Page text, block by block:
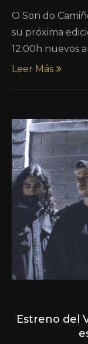
O Son do
su próxima
12:00h nuevos
Leer Más
Estreno del